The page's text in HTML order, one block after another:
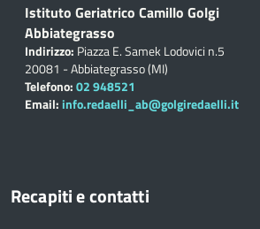
Istituto Geriatrico Camillo Golgi
Abbiategrasso
Indirizzo: Piazza E. Samek Lodovici n.5
20081 - Abbiategrasso (MI)
Telefono:02 948521
Email: info.redaelli_ab@golgiredaelli.it
Recapiti e contatti